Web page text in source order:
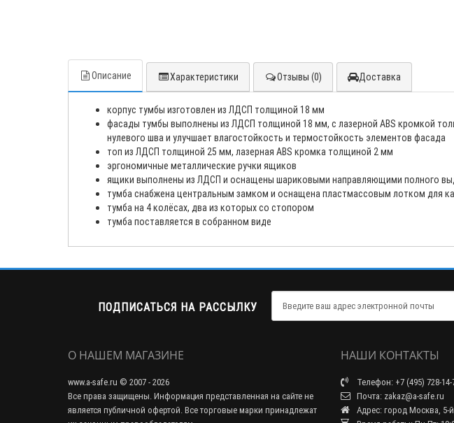
Описание Характеристики Отзывы (0) Доставка
корпус тумбы изготовлен из ЛДСП толщиной 18 мм
фасады тумбы выполнены из ЛДСП толщиной 18 мм, с лазерной ABS кромкой
нулевого шва и улучшает влагостойкость и термостойкость элементов фасада
топ из ЛДСП толщиной 25 мм, лазерная ABS кромка толщиной 2 мм
эргономичные металлические ручки ящиков
ящики выполнены из ЛДСП и оснащены шариковыми направляющими полного
тумба снабжена центральным замком и оснащена пластмассовым лотком для
тумба на 4 колёсах, два из которых со стопором
тумба поставляется в собранном виде
ПОДПИСАТЬСЯ НА РАССЫЛКУ
О НАШЕМ МАГАЗИНЕ
www.a-safe.ru © 2007 - 2026
Все права защищены. Информация представленная на сайте не
является публичной офертой. Все торговые марки принадлежат
НАШИ КОНТАКТЫ
Телефон: +7 (495) 728-14-
Почта: zakaz@a-safe.ru
Адрес: город Москва, 5-